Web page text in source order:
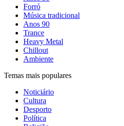
Forró
Música tradicional
Anos 90
Trance
Heavy Metal
Chillout
Ambiente
Temas mais populares
Noticiário
Cultura
Desporto
Política